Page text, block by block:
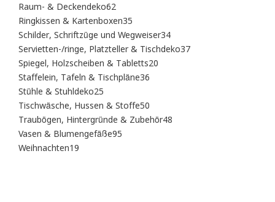
Raum- & Deckendeko6262
Produkte
Ringkissen & Kartenboxen35
Produkte
Schilder, Schriftzüge und Wegweiser3434
Produkte
Servietten-/ringe, Platzteller & Tischdeko3737
Spiegel, Holzscheiben & Tabletts20
Staffelein, Tafeln & Tischpläne36
Stühle & Stuhldeko25
Produkte
Tischwäsche, Hussen & Stoffe50
Produkte
Traubögen, Hintergründe & Zubehör48
Vasen & Blumengefäße95
Weihnachten19